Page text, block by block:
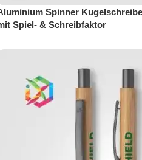
Spinner
Spiel- & Schreibfaktor